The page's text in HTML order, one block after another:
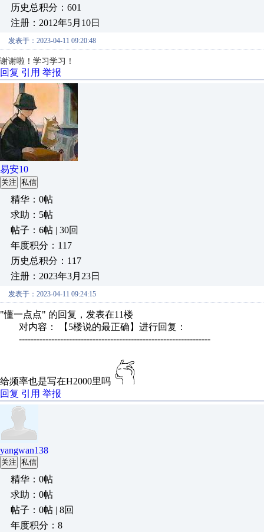
历史总积分：601
注册：2012年5月10日
发表于：2023-04-11 09:20:48
谢谢啦！学习学习！
回复 引用 举报
易安10
关注 私信
精华：0帖
求助：5帖
帖子：6帖 | 30回
年度积分：117
历史总积分：117
注册：2023年3月23日
发表于：2023-04-11 09:24:15
"懂一点点" 的回复，发表在11楼
对内容： 【5楼说的最正确】进行回复：
-----------------------------------------------------------------
给频率也是写在H2000里吗
回复 引用 举报
yangwan138
关注 私信
精华：0帖
求助：0帖
帖子：0帖 | 8回
年度积分：8